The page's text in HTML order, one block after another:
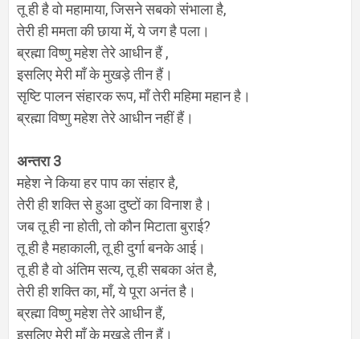
तू ही है वो महामाया,जिसने सबको संभाला है,
तेरी ही ममता की छाया में,ये जगहैपला।
ब्रह्मा विष्णु महेश तेरे आधीन हैं,
इसलिए मेरी माँ के मुखड़े तीन हैं।
सृष्टि पालन संहारक रूप,माँ तेरी महिमा महान है।
ब्रह्मा विष्णु महेश तेरे आधीन नहीं हैं।
अन्तरा3
महेश ने किया हर पाप का संहारहै,
तेरी ही शक्ति से हुआ दुष्टों का विनाशहै ।
जब तू ही ना होती,तो कौन मिटाता बुराई?
तू ही है महाकाली,तू ही दुर्गा बनके आई।
तू ही है वो अंतिम सत्य,तू ही सबका अंत है,
तेरी ही शक्ति का,माँ,ये पूरा अनंत है।
ब्रह्मा विष्णु महेश तेरे आधीन हैं,
इसलिए मेरी माँ के मुखड़े तीन हैं।